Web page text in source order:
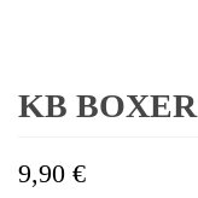
KB BOXER
9,90 €